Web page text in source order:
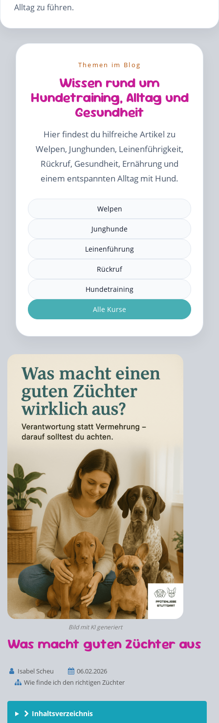
Alltag zu führen.
Themen im Blog
Wissen rund um
Hundetraining, Alltag und
Gesundheit
Hier findest du hilfreiche Artikel zu
Welpen, Junghunden, Leinenführigkeit,
Rückruf, Gesundheit, Ernährung und
einem entspannten Alltag mit Hund.
Welpen
Junghunde
Leinenführung
Rückruf
Hundetraining
Alle Kurse
Bild mit KI generiert
Was macht guten Züchter aus
Isabel Scheu
06.02.2026
Wie finde ich den richtigen Züchter
Inhaltsverzeichnis